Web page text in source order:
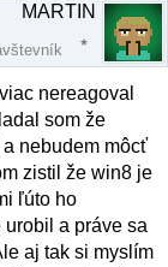
MARTIN
nereagoval
som že
nebudem môcť
zistil že win8 je
ľúto ho
urobil a práve sa
aj tak si myslím